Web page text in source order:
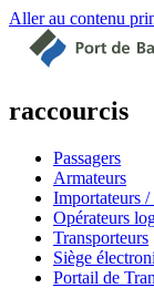
Aller au contenu
raccourcis
Passagers
Armateurs
Importateurs
Opérateurs
Transporteurs
Siège
Portail de